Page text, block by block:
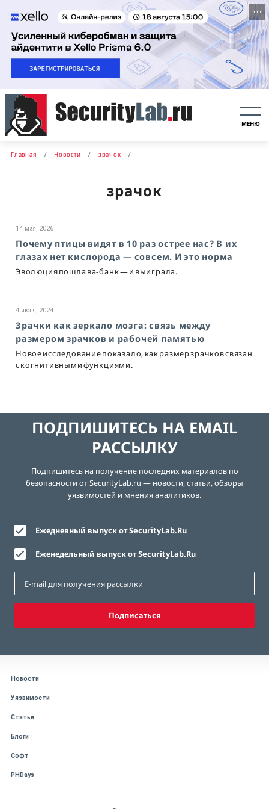
···
МЕНЮ
Главная Новости зрачок
зрачок
14 мая, 2026
Почему птицы видят в 10 раз острее нас? В их
глазах нет кислорода — совсем. И это норма
Эволюция пошла ва-банк — и выиграла.
4 июля, 2024
Зрачки как зеркало мозга: связь между
размером зрачков и рабочей памятью
Новое исследование показало, как размер зрачков связан
с когнитивными функциями.
ПОДПИШИТЕСЬ НА EMAIL
РАССЫЛКУ
Подпишитесь на получение последних материалов по
безопасности от SecurityLab.ru — новости, статьи, обзоры
уязвимостей и мнения аналитиков.
Ежедневный выпуск от SecurityLab.Ru
Еженедельный выпуск от SecurityLab.Ru
Подписаться
Новости
Уязвимости
Статьи
Блоги
Софт
PHDays